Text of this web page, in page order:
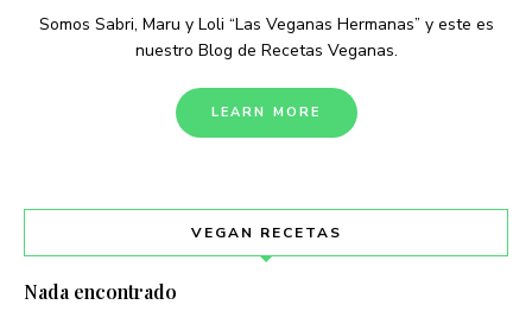
Somos Sabri, Maru y Loli “Las Veganas Hermanas” y este es
nuestro Blog de Recetas Veganas.
LEARN MORE
VEGAN RECETAS
Nada encontrado